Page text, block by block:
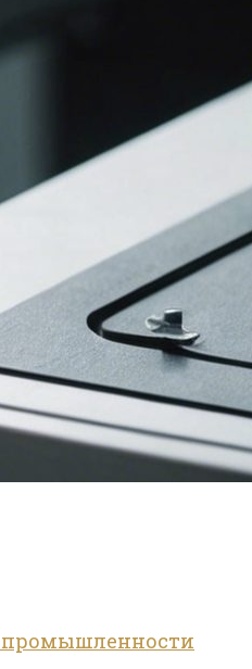
промышленности